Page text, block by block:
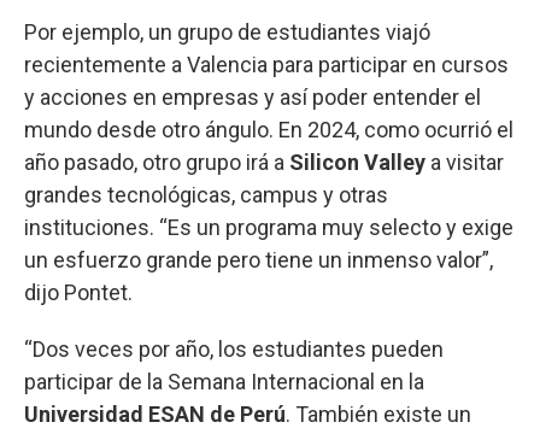
Por ejemplo, un grupo de estudiantes viajó
recientemente a Valencia para participar en cursos
y acciones en empresas y así poder entender el
mundo desde otro ángulo. En 2024, como ocurrió el
año pasado, otro grupo irá a Silicon Valley a visitar
grandes tecnológicas, campus y otras
instituciones. “Es un programa muy selecto y exige
un esfuerzo grande pero tiene un inmenso valor”,
dijo Pontet.
“Dos veces por año, los estudiantes pueden
participar de la Semana Internacional en la
Universidad ESAN de Perú. También existe un